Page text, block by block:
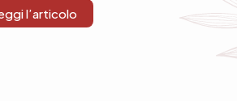
l’articolo